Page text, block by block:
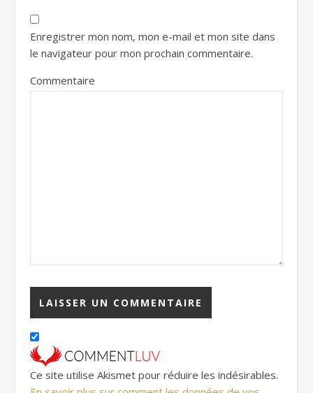
Enregistrer mon nom, mon e-mail et mon site dans
le navigateur pour mon prochain commentaire.
Commentaire
Ce site utilise Akismet pour réduire les indésirables.